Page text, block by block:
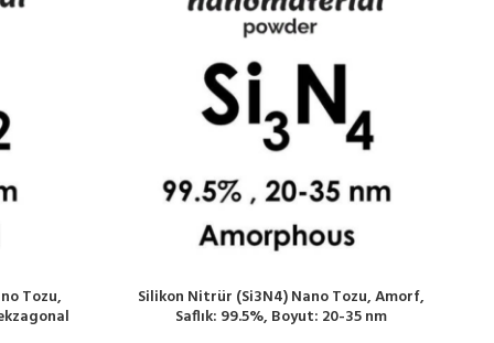
Tozu, Silikon Nitrür (Si3N4) Nano Tozu, Amorf,
Saflık: 99.5%, Boyut: 20-35 nm